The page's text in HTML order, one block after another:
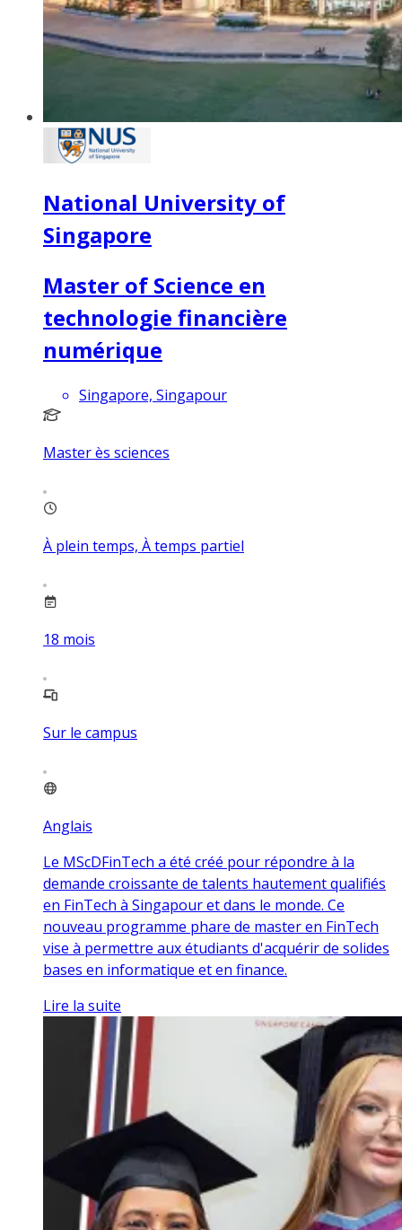
National University of
Singapore
Master of Science en
technologie financière
numérique
Singapore, Singapour
Master ès sciences
À plein temps, À temps partiel
18 mois
Sur le campus
Anglais
Le MScDFinTech a été créé pour répondre à la
demande croissante de talents hautement qualifiés
en FinTech à Singapour et dans le monde. Ce
nouveau programme phare de master en FinTech
vise à permettre aux étudiants d'acquérir de solides
bases en informatique et en finance.
Lire la suite